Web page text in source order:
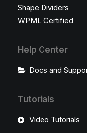
Shape Dividers
WPML Certified
Help Center
Docs and
Tutorials
Video Tutorials